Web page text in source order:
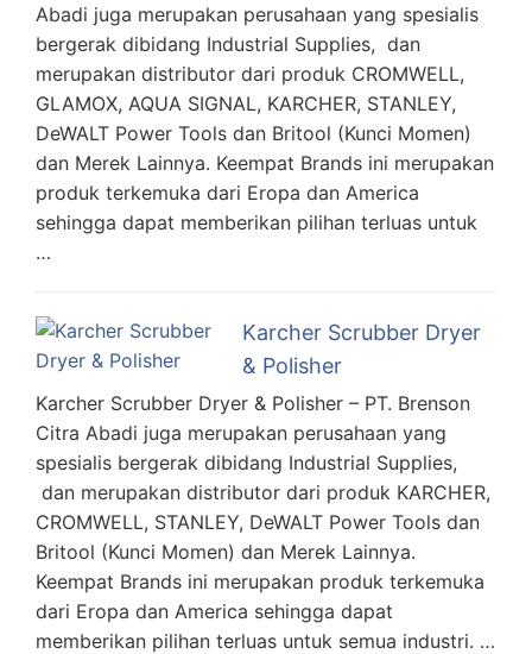
Abadi juga merupakan perusahaan yang spesialis
bergerak dibidang Industrial Supplies, dan
merupakan distributor dari produk CROMWELL,
GLAMOX, AQUA SIGNAL, KARCHER, STANLEY,
DeWALT Power Tools dan Britool (Kunci Momen)
dan Merek Lainnya. Keempat Brands ini merupakan
produk terkemuka dari Eropa dan America
sehingga dapat memberikan pilihan terluas untuk
…
Karcher Scrubber Dryer
& Polisher
Karcher Scrubber Dryer & Polisher – PT. Brenson
Citra Abadi juga merupakan perusahaan yang
spesialis bergerak dibidang Industrial Supplies,
dan merupakan distributor dari produk KARCHER,
CROMWELL, STANLEY, DeWALT Power Tools dan
Britool (Kunci Momen) dan Merek Lainnya.
Keempat Brands ini merupakan produk terkemuka
dari Eropa dan America sehingga dapat
memberikan pilihan terluas untuk semua industri. …